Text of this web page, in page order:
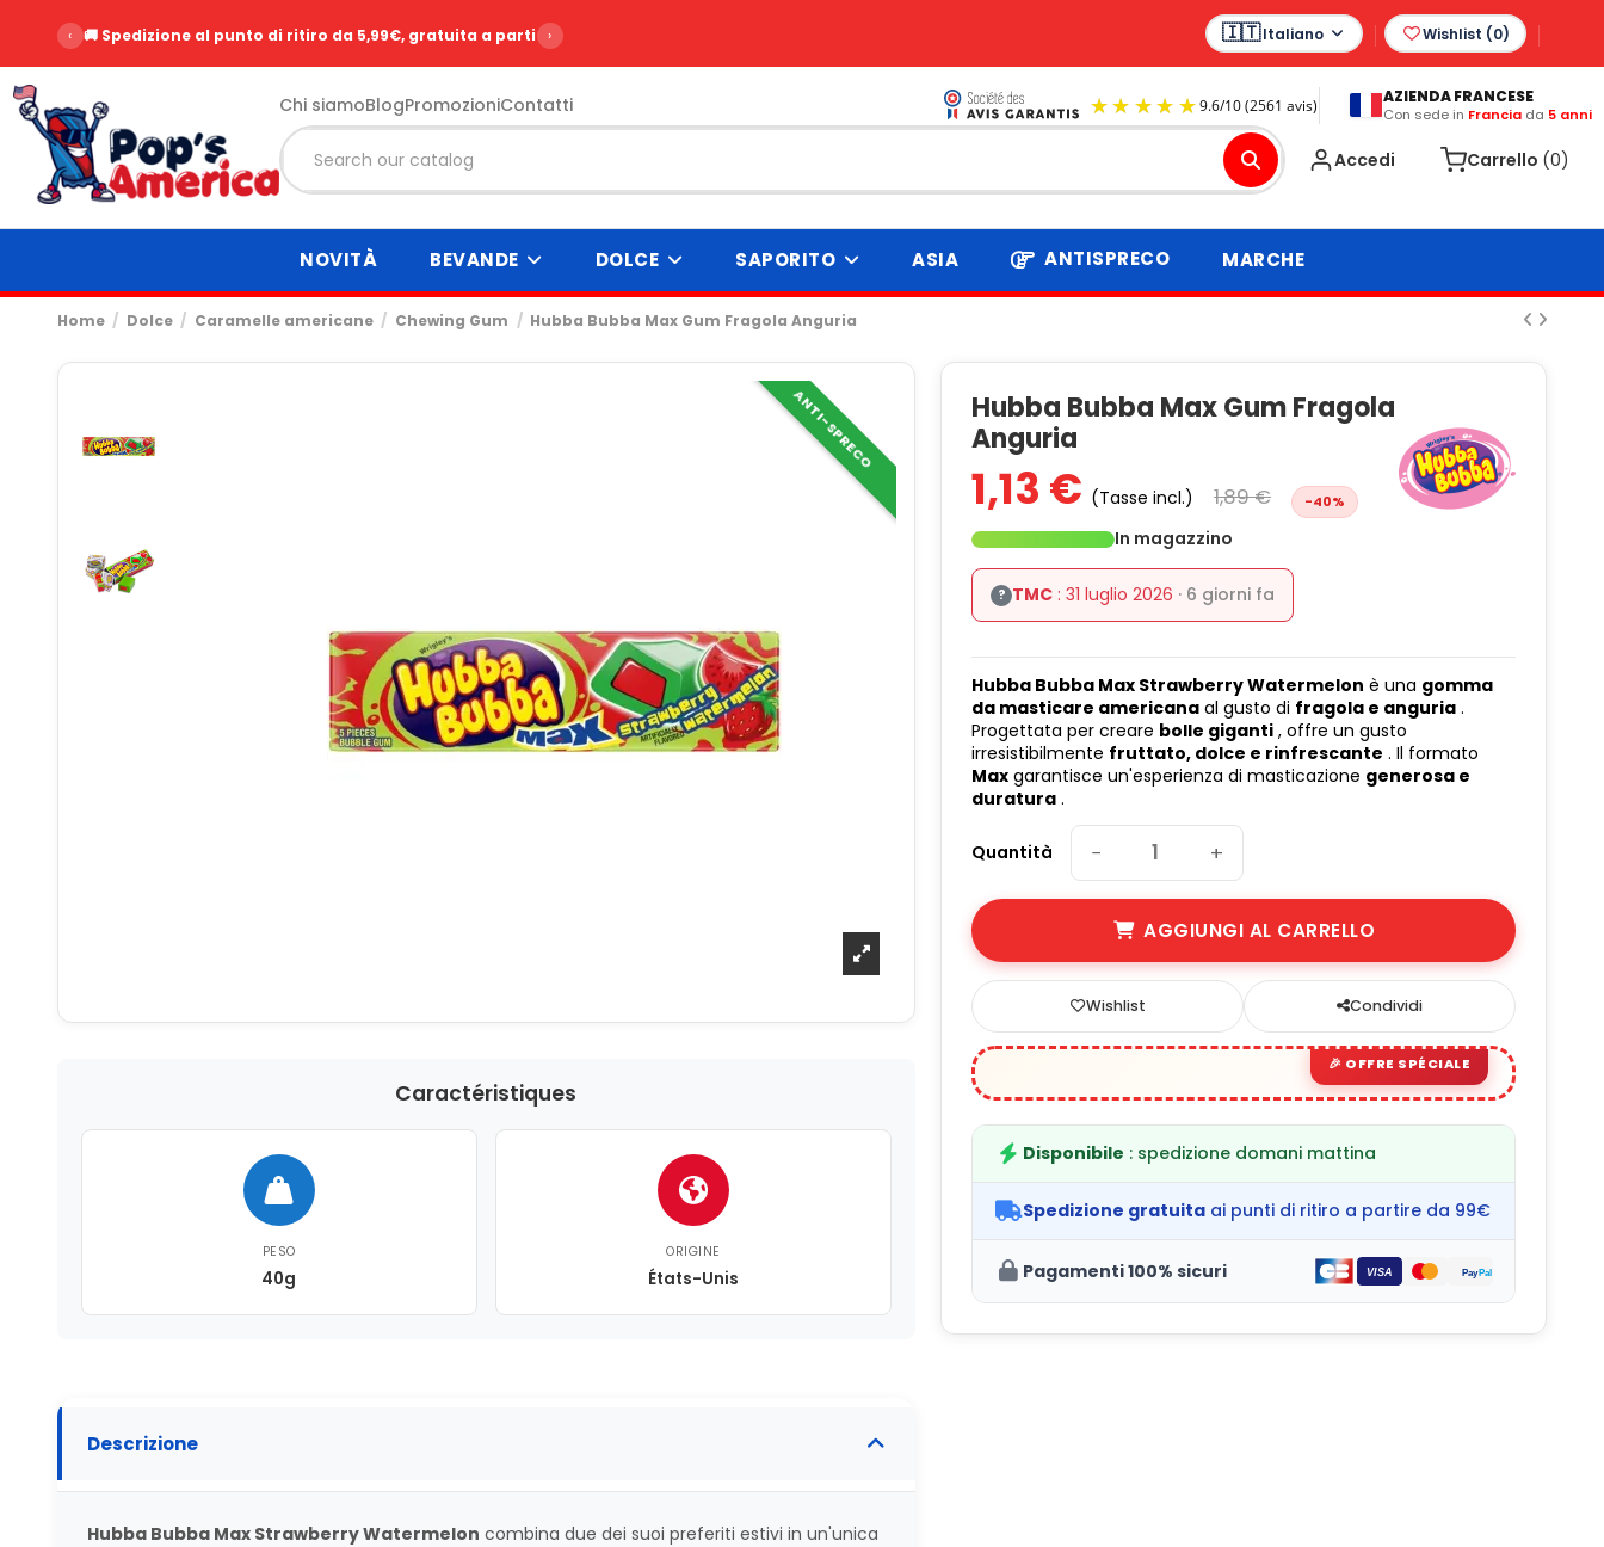
‹ 🚚 Spedizione al punto di ritiro da 5,99€, gratuita a partire da 99€
› Italiano Wishlist (0)
Chi siamoBlogPromozioniContatti
9.6/10 (2561 avis)
AZIENDA FRANCESE
Con sede in Franciada 5 anni
Accedi Carrello (0)
NOVITÀ BEVANDE DOLCE SAPORITO ASIA ANTISPRECO MARCHE
Home Dolce Caramelle americane Chewing Gum Hubba Bubba Max Gum Fragola Anguria
ANTI-SPRECO
Caractéristiques
PESO
40g
ORIGINE
États-Unis
Descrizione
Hubba Bubba Max Strawberry Watermelon combina due dei suoi preferiti estivi in un'unica
Hubba Bubba Max Gum Fragola
Anguria
1,13 € (Tasse incl.) 1,89 € -40%
In magazzino
? TMC : 31 luglio 2026 · 6 giorni fa
Hubba Bubba Max Strawberry Watermelon è una gomma
da masticare americana al gusto di fragola e anguria .
Progettata per creare bolle giganti , offre un gusto
irresistibilmente fruttato, dolce e rinfrescante . Il formato
Max garantisce un'esperienza di masticazione generosa e
duratura .
Quantità − +
AGGIUNGI AL CARRELLO
Wishlist Condividi
Disponibile : spedizione domani mattina
Spedizione gratuita ai punti di ritiro a partire da 99€
Pagamenti 100% sicuri